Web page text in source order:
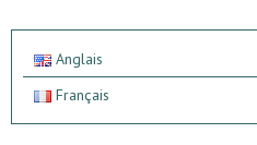
Anglais
Français